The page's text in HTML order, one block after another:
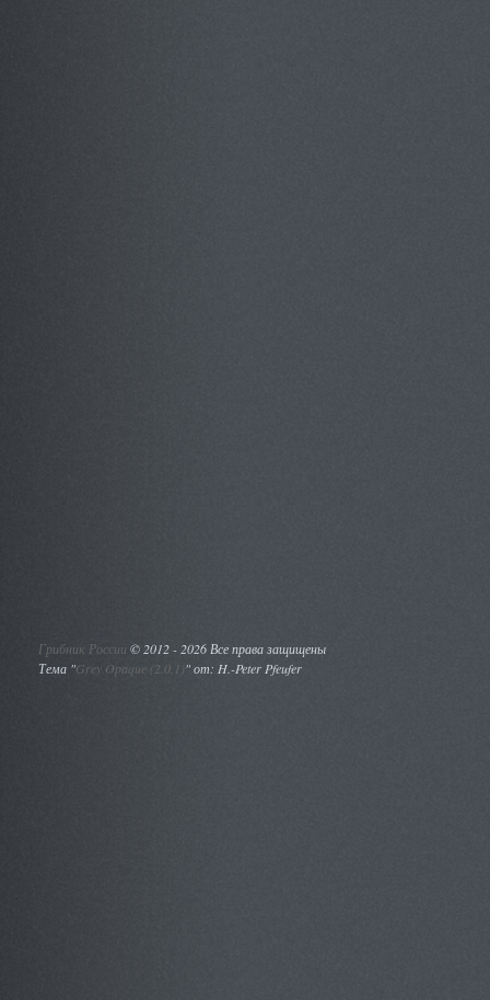
Грибник России ©2012 - 2026 Все права защищены
Тема "Grey Opaque (2.0.1)" от: H.-Peter Pfeufer